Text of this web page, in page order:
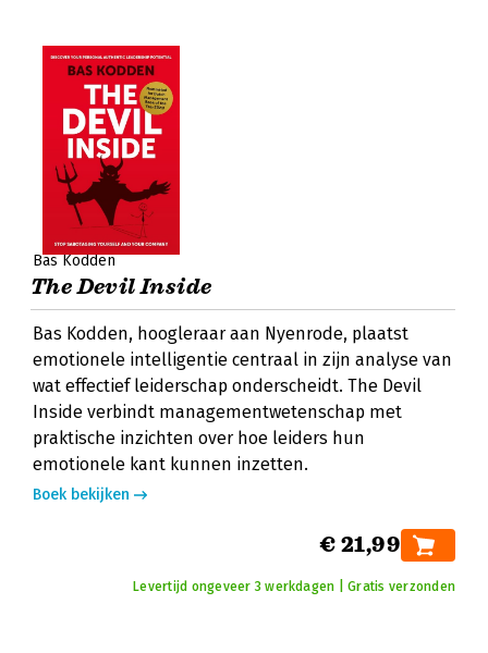
Bas Kodden
The Devil Inside
Bas Kodden, hoogleraar aan Nyenrode, plaatst
emotionele intelligentie centraal in zijn analyse van
wat effectief leiderschap onderscheidt. The Devil
Inside verbindt managementwetenschap met
praktische inzichten over hoe leiders hun
emotionele kant kunnen inzetten.
Boek bekijken
€ 21,99
Levertijd ongeveer 3 werkdagen | Gratis verzonden